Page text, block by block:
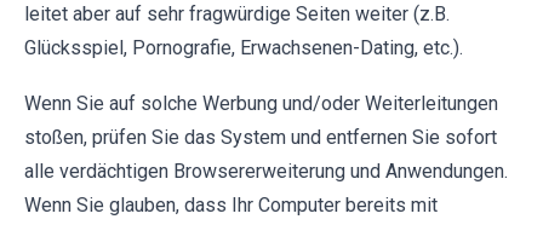
leitet aber auf sehr fragwürdige Seiten weiter (z.B.
Glücksspiel, Pornografie, Erwachsenen-Dating, etc.).
Wenn Sie auf solche Werbung und/oder Weiterleitungen
stoßen, prüfen Sie das System und entfernen Sie sofort
alle verdächtigen Browsererweiterung und Anwendungen.
Wenn Sie glauben, dass Ihr Computer bereits mit